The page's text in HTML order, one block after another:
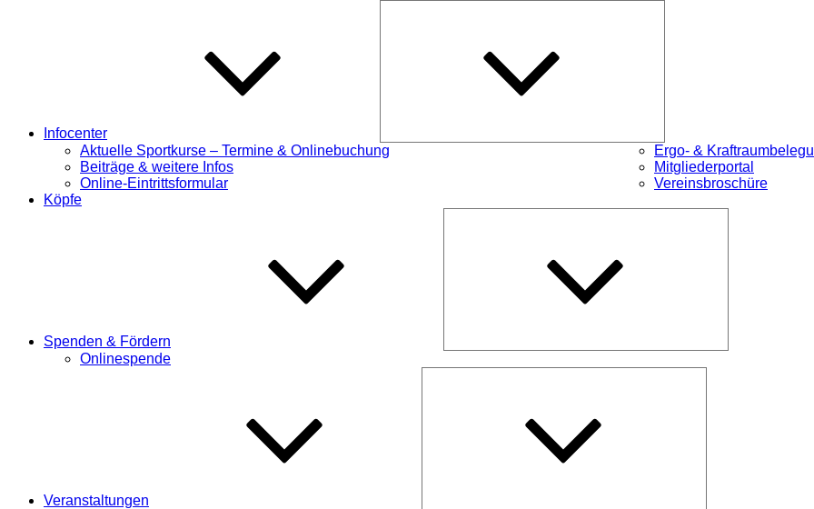
Infocenter
Aktuelle Sportkurse – Termine & Onlinebuchung
Beiträge & weitere Infos
Online-Eintrittsformular
Ergo- &
Mitgliederportal
Vereinsbroschüre
Köpfe
Spenden & Fördern
Onlinespende
Veranstaltungen